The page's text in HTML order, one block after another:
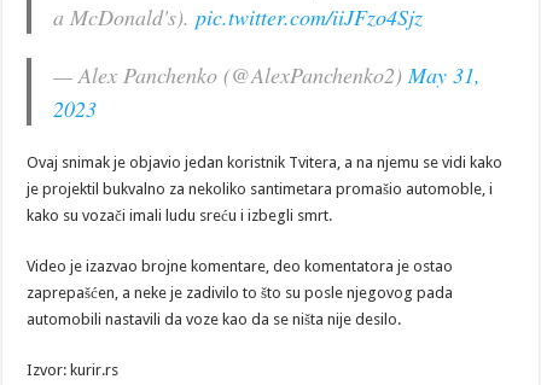
a McDonald's).pic.twitter.com/iiJFzo4Sjz
— Alex Panchenko (@AlexPanchenko2) May 31,
2023
Ovaj snimak je objavio jedan koristnik Tvitera, a na njemu se vidi kako
je projektil bukvalno za nekoliko santimetara promašio automoble, i
kako su vozači imali ludu sreću i izbegli smrt.
Video je izazvao brojne komentare, deo komentatora je ostao
zaprepašćen, a neke je zadivilo to što su posle njegovog pada
automobili nastavili da voze kao da se ništa nije desilo.
Izvor: kurir.rs